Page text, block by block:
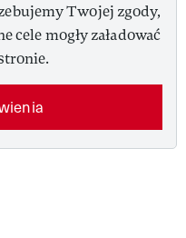
Twojej zgody,
cele mogły załadować